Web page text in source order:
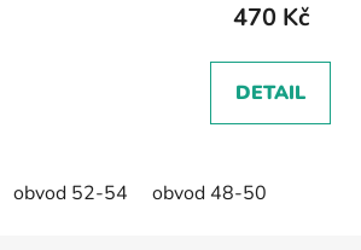
470 Kč
DETAIL
obvod 52-54 obvod 48-50